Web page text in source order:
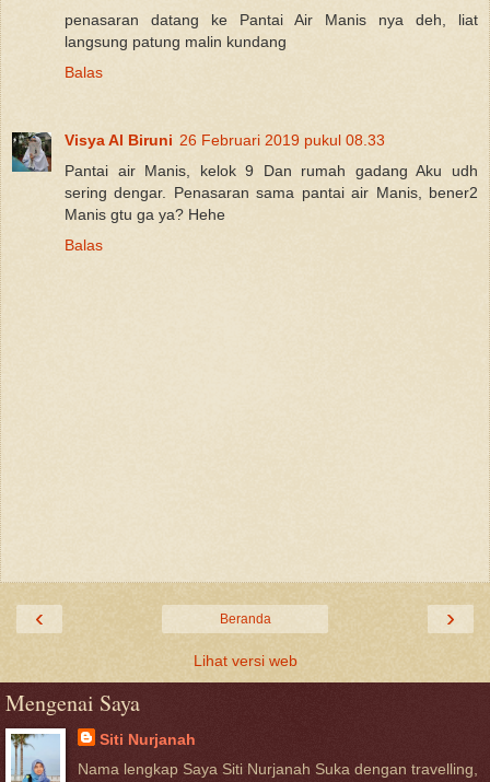
penasaran datang ke Pantai Air Manis nya deh, liat
langsung patung malin kundang
Balas
Visya Al Biruni 26 Februari 2019 pukul 08.33
Pantai air Manis, kelok 9 Dan rumah gadang Aku udh
sering dengar. Penasaran sama pantai air Manis, bener2
Manis gtu ga ya? Hehe
Balas
‹ ›
Beranda
Lihat versi web
Mengenai Saya
Siti Nurjanah
Nama lengkap Saya Siti Nurjanah Suka dengan travelling,